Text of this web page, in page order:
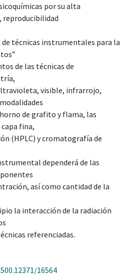
por su alta
reproducibilidad
de técnicas instrumentales para la
de las técnicas de
visible, infrarrojo,
de grafito y flama, las
fina,
(HPLC) y cromatografía de
dependerá de las
así como cantidad de la
la interacción de la radiación
referenciadas.
16564